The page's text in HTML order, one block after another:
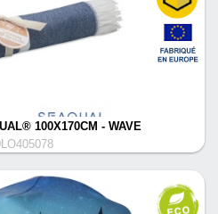
100X170CM - WAVE